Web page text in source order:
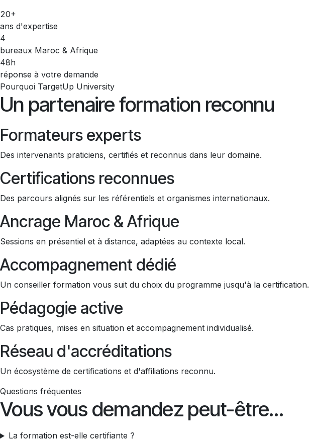
20+
ans d'expertise
4
bureaux Maroc & Afrique
48h
réponse à votre demande
Pourquoi TargetUp University
Un partenaire formation reconnu
Formateurs experts
Des intervenants praticiens, certifiés et reconnus dans leur domaine.
Certifications reconnues
Des parcours alignés sur les référentiels et organismes internationaux.
Ancrage Maroc & Afrique
Sessions en présentiel et à distance, adaptées au contexte local.
Accompagnement dédié
Un conseiller formation vous suit du choix du programme jusqu'à la certification.
Pédagogie active
Cas pratiques, mises en situation et accompagnement individualisé.
Réseau d'accréditations
Un écosystème de certifications et d'affiliations reconnu.
Questions fréquentes
Vous vous demandez peut-être…
La formation est-elle certifiante ?